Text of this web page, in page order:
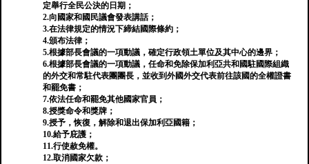
定舉行全民公決的日期；
2.向國家和國民議會發表講話；
3.在法律規定的情況下締結國際條約；
4.頒布法律；
5.根據部長會議的一項動議，確定行政領土單位及其中心的邊界；
6.根據部長會議的一項動議，任命和免除保加利亞共和國駐國際組織
的外交和常駐代表團團長，並收到外國外交代表前往該國的全權證書
和罷免書；
7.依法任命和罷免其他國家官員；
8.授獎命令和獎牌；
9.授予，恢復，解除和退出保加利亞國籍；
10.給予庇護；
11.行使赦免權。
12.取消國家欠款；